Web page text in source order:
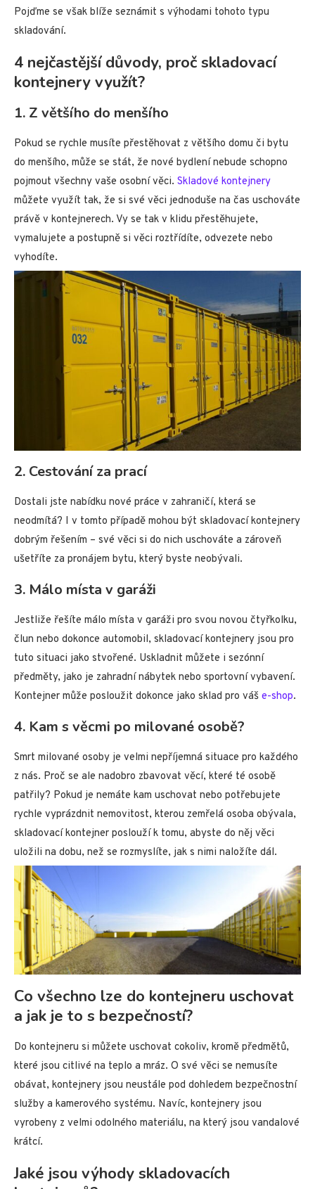
Pojďme se však blíže seznámit s výhodami tohoto typu
skladování.
4 nejčastější důvody, proč skladovací
kontejnery využít?
1. Z většího do menšího
Pokud se rychle musíte přestěhovat z většího domu či bytu
do menšího, může se stát, že nové bydlení nebude schopno
pojmout všechny vaše osobní věci. Skladové kontejnery
můžete využít tak, že si své věci jednoduše na čas uschováte
právě v kontejnerech. Vy se tak v klidu přestěhujete,
vymalujete a postupně si věci roztřídíte, odvezete nebo
vyhodíte.
2. Cestování za prací
Dostali jste nabídku nové práce v zahraničí, která se
neodmítá? I v tomto případě mohou být skladovací kontejnery
dobrým řešením – své věci si do nich uschováte a zároveň
ušetříte za pronájem bytu, který byste neobývali.
3. Málo místa v garáži
Jestliže řešíte málo místa v garáži pro svou novou čtyřkolku,
člun nebo dokonce automobil, skladovací kontejnery jsou pro
tuto situaci jako stvořené. Uskladnit můžete i sezónní
předměty, jako je zahradní nábytek nebo sportovní vybavení.
Kontejner může posloužit dokonce jako sklad pro váš e-shop.
4. Kam s věcmi po milované osobě?
Smrt milované osoby je velmi nepříjemná situace pro každého
z nás. Proč se ale nadobro zbavovat věcí, které té osobě
patřily? Pokud je nemáte kam uschovat nebo potřebujete
rychle vyprázdnit nemovitost, kterou zemřelá osoba obývala,
skladovací kontejner poslouží k tomu, abyste do něj věci
uložili na dobu, než se rozmyslíte, jak s nimi naložíte dál.
Co všechno lze do kontejneru uschovat
a jak je to s bezpečností?
Do kontejneru si můžete uschovat cokoliv, kromě předmětů,
které jsou citlivé na teplo a mráz. O své věci se nemusíte
obávat, kontejnery jsou neustále pod dohledem bezpečnostní
služby a kamerového systému. Navíc, kontejnery jsou
vyrobeny z velmi odolného materiálu, na který jsou vandalové
krátcí.
Jaké jsou výhody skladovacích